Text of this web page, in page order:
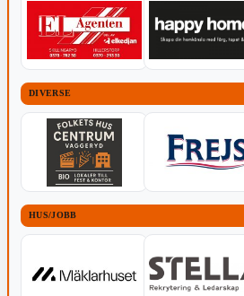
DIVERSE
HUS/JOBB